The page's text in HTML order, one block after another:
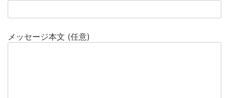
メッセージ本文 (任意)